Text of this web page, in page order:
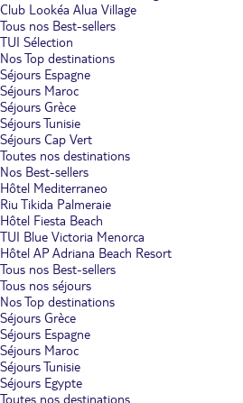
Club Lookéa Alua Village
Tous nos Best-sellers
TUI Sélection
Nos Top destinations
Séjours Espagne
Séjours Maroc
Séjours Grèce
Séjours Tunisie
Séjours Cap Vert
Toutes nos destinations
Nos Best-sellers
Hôtel Mediterraneo
Riu Tikida Palmeraie
Hôtel Fiesta Beach
TUI Blue Victoria Menorca
Hôtel AP Adriana Beach Resort
Tous nos Best-sellers
Tous nos séjours
Nos Top destinations
Séjours Grèce
Séjours Espagne
Séjours Maroc
Séjours Tunisie
Séjours Egypte
Toutes nos destinations